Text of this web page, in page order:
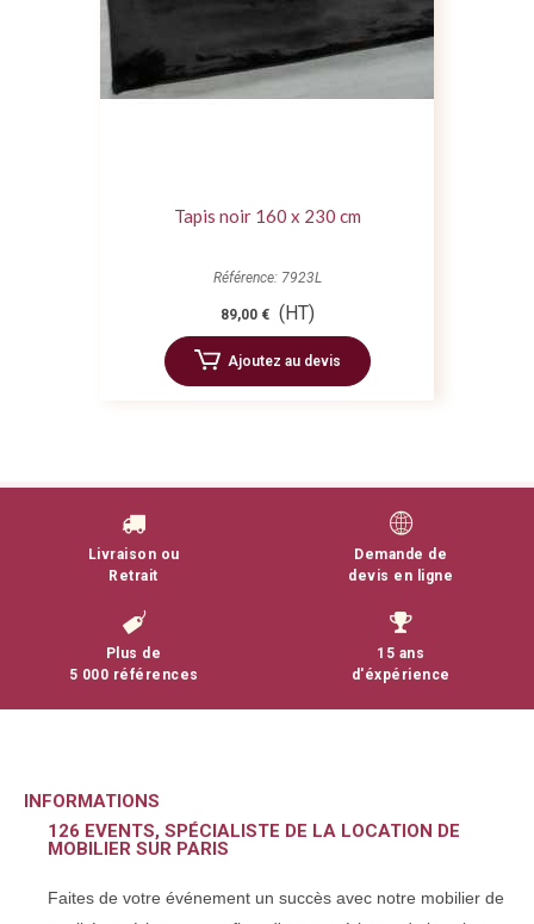
Tapis noir 160 x 230 cm
Référence: 7923L
89,00 € (HT)
Ajoutez au devis
Livraison ou
Retrait
Demande de
devis en ligne
Plus de
5 000 références
15 ans
d'éxpérience
INFORMATIONS
126 EVENTS, SPÉCIALISTE DE LA LOCATION DE
MOBILIER SUR PARIS
Faites de votre événement un succès avec notre mobilier de